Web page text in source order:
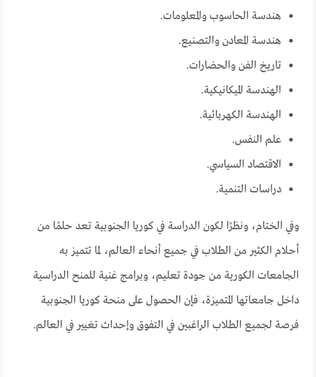
هندسة الحاسوب والمعلومات.
هندسة المعادن والتصنيع.
تاريخ الفن والحضارات.
الهندسة الميكانيكية.
الهندسة الكهربائية.
علم النفس.
الاقتصاد السياسي.
دراسات التنمية.
وفي الختام، ونظرًا لكون الدراسة في كوريا الجنوبية تعد حلمًا من
أحلام الكثير من الطلاب في جميع أنحاء العالم، لما تتميز به
الجامعات الكورية من جودة تعليم، وبرامج غنية للمنح الدراسية
داخل جامعاتها المتميزة، فإن الحصول على منحة كوريا الجنوبية
فرصة لجميع الطلاب الراغبين في التفوق وإحداث تغيير في العالم.